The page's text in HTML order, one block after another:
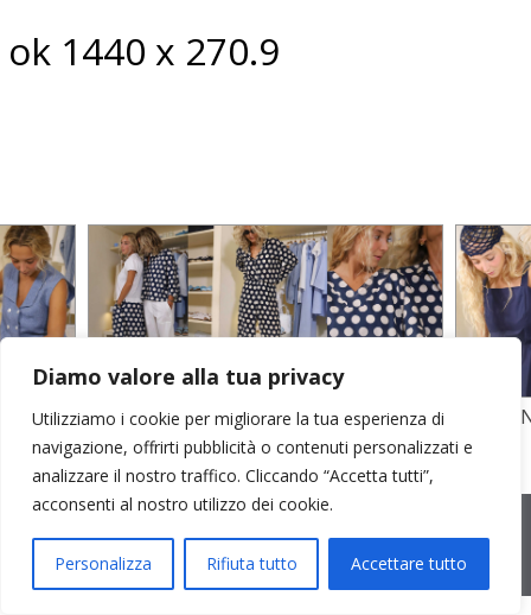
Diamo valore alla tua privacy
Utilizziamo i cookie per migliorare la tua esperienza di
navigazione, offrirti pubblicità o contenuti personalizzati e
analizzare il nostro traffico. Cliccando “Accetta tutti”,
acconsenti al nostro utilizzo dei cookie.
Personalizza Rifiuta tutto Accettare tutto
ok 1440 x 270.9
STAMPA SU CREPE SETA E POPELINE
COTONE
GARZA
2026 © Cristina Bonfanti| sede operativa: Via Emilia 8, 20881
Bernareggio MB | sede legale: via Duca degli Abruzzi 7/A, 20871
Vimercate MB | r.e.a.: MB-2559099 | C.F / P.IVA IT10810090968 |